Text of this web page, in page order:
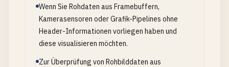
Wenn Sie Rohdaten aus Framebuffern,
Kamerasensoren oder Grafik-Pipelines ohne
Header-Informationen vorliegen haben und
diese visualisieren möchten.
Zur Überprüfung von Rohbilddaten aus